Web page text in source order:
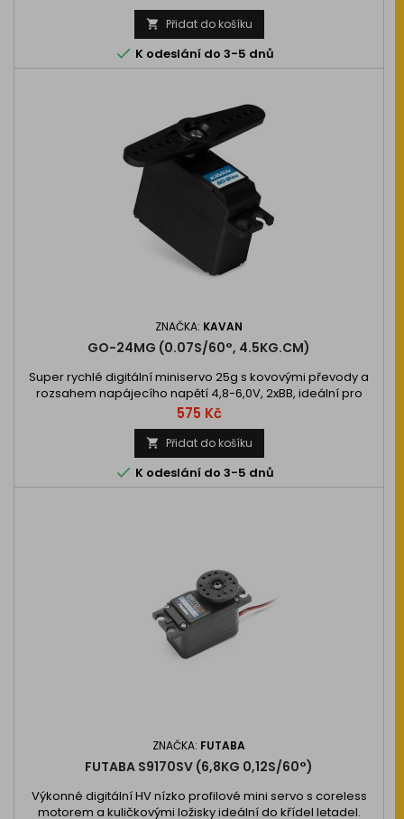
pro ocasní rotor.…
 Přidat do košíku
 K odeslání do 3-5 dnů
ZNAČKA: KAVAN
GO-24MG (0.07S/60°, 4.5KG.CM)
Super rychlé digitální miniservo 25g s kovovými převody a
rozsahem napájecího napětí 4,8-6,0V, 2xBB, ideální pro
modely letadel a vrtulníků, malá RC auta, RC lodi apod. Tah
4,0kg.cm, rychlost 0,08s…
Cena
575 Kč
 Přidat do košíku
 K odeslání do 3-5 dnů
ZNAČKA: FUTABA
FUTABA S9170SV (6,8KG 0,12S/60°)
Výkonné digitální HV nízko profilové mini servo s coreless
motorem a kuličkovými ložisky ideální do křídel letadel.